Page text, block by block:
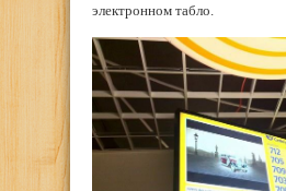
электронном табло.